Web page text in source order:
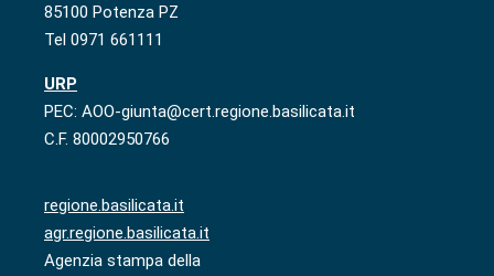
85100 Potenza PZ
Tel 0971 661111
URP
PEC: AOO-giunta@cert.regione.basilicata.it
C.F. 80002950766
regione.basilicata.it
agr.regione.basilicata.it
Agenzia stampa della